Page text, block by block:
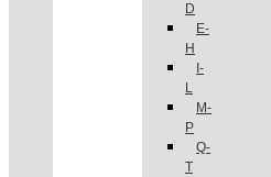
D
E-
H
I-
L
M-
P
Q-
T